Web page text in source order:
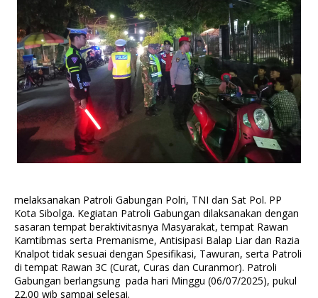
melaksanakan Patroli Gabungan Polri, TNI dan Sat Pol. PP
Kota Sibolga. Kegiatan Patroli Gabungan dilaksanakan dengan
sasaran tempat beraktivitasnya Masyarakat, tempat Rawan
Kamtibmas serta Premanisme, Antisipasi Balap Liar dan Razia
Knalpot tidak sesuai dengan Spesifikasi, Tawuran, serta Patroli
di tempat Rawan 3C (Curat, Curas dan Curanmor). Patroli
Gabungan berlangsung pada hari Minggu (06/07/2025), pukul
22.00 wib sampai selesai.